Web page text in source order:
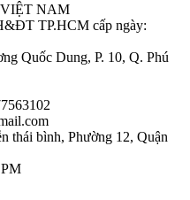
NAM
TP.HCM cấp ngày:
Quốc Dung, P. 10, Q. Phú
thái bình, Phường 12, Quận